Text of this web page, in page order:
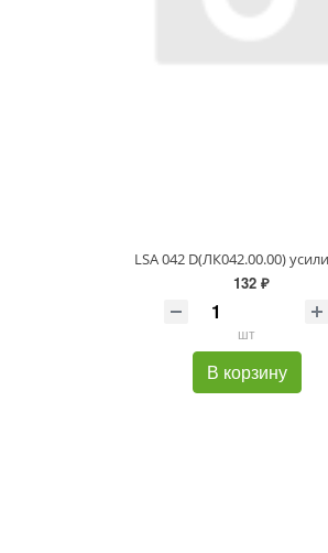
LSA 042 D(ЛК042.00.00)
132 ₽
шт
В корзину